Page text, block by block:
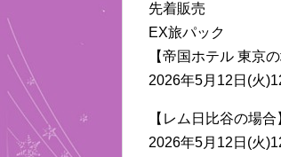
先着販売
EX旅パック
【帝国ホテル 東京の
2026年5月12日(火
【レム日比谷の場合
2026年5月12日(火